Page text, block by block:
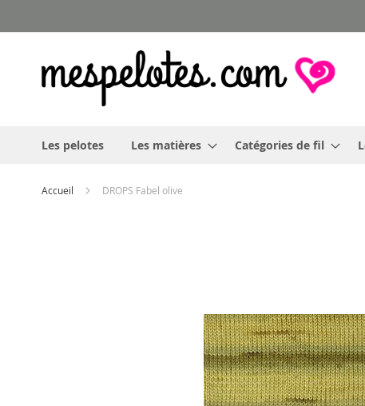
au
Les pelotes Les matières Catégories de fil
Accueil DROPS Fabel olive